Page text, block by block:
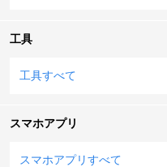
工具
工具すべて
スマホアプリ
スマホアプリすべて